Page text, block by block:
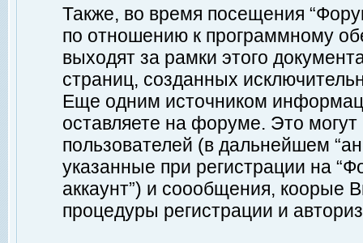
Также, во время посещения
по отношению к программному
выходят за рамки этого
страниц, созданных
Еще одним источником
оставляете на форуме. Это
пользователей (в дальнейшем
указанные при регистрации на
аккаунт”) и соообщения, коорые
процедуры регистрации и